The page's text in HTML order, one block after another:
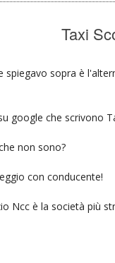
Taxi
spiegavo sopra è
google che scrivono
non sono?
con conducente!
Ncc è la società più